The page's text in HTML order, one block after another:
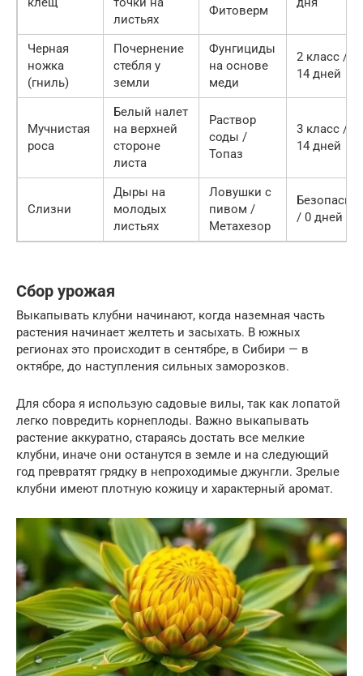
листьях
Фитоверм
Черная
ножка
(гниль)
Почернение
стебля у
земли
Фунгициды
на основе
меди
2 класс /
14 дней
Мучнистая
роса
Белый налет
на верхней
стороне
листа
Раствор
соды /
Топаз
3 класс /
14 дней
Слизни
Дыры на
молодых
листьях
Ловушки с
пивом /
Метахезор
Безопасно
/ 0 дней
Сбор урожая
Выкапывать клубни начинают, когда наземная часть
растения начинает желтеть и засыхать. В южных
регионах это происходит в сентябре, в Сибири — в
октябре, до наступления сильных заморозков.
Для сбора я использую садовые вилы, так как лопатой
легко повредить корнеплоды. Важно выкапывать
растение аккуратно, стараясь достать все мелкие
клубни, иначе они останутся в земле и на следующий
год превратят грядку в непроходимые джунгли. Зрелые
клубни имеют плотную кожицу и характерный аромат.